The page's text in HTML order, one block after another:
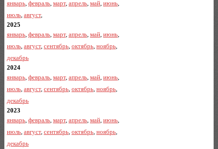
январь, февраль, март, апрель, май, июнь,
июль, август,
2025
январь, февраль, март, апрель, май, июнь,
июль, август, сентябрь, октябрь, ноябрь,
декабрь
2024
январь, февраль, март, апрель, май, июнь,
июль, август, сентябрь, октябрь, ноябрь,
декабрь
2023
январь, февраль, март, апрель, май, июнь,
июль, август, сентябрь, октябрь, ноябрь,
декабрь